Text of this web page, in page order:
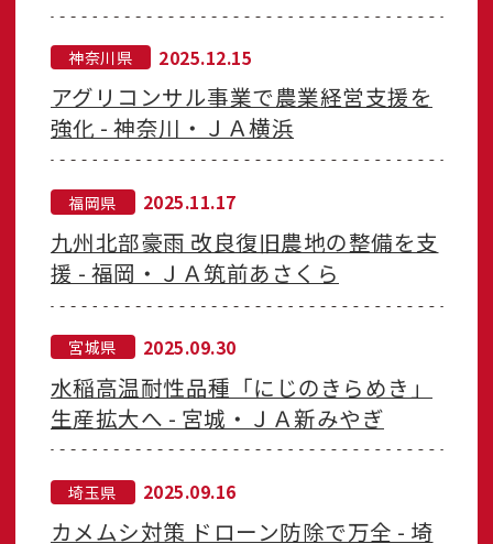
神奈川県 2025.12.15
アグリコンサル事業で農業経営支援を
強化 - 神奈川・ＪＡ横浜
福岡県 2025.11.17
九州北部豪雨 改良復旧農地の整備を支
援 - 福岡・ＪＡ筑前あさくら
宮城県 2025.09.30
水稲高温耐性品種「にじのきらめき」
生産拡大へ - 宮城・ＪＡ新みやぎ
埼玉県 2025.09.16
カメムシ対策 ドローン防除で万全 - 埼